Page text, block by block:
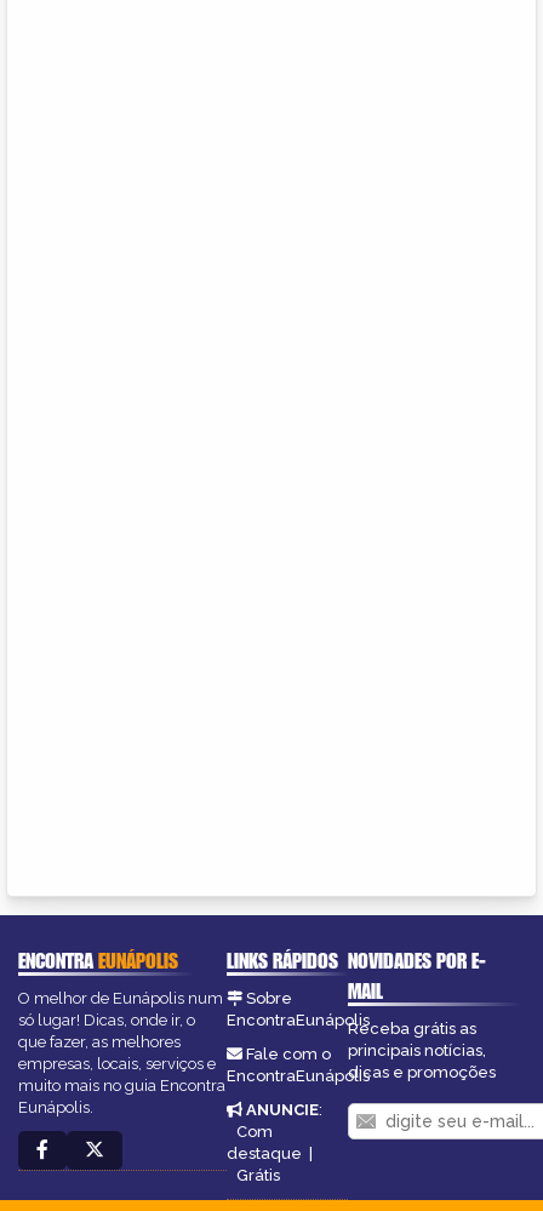
ENCONTRAEUNÁPOLIS
O melhor de Eunápolis num
só lugar! Dicas, onde ir, o
que fazer, as melhores
empresas, locais, serviços e
muito mais no guia Encontra
Eunápolis.
LINKS RÁPIDOS
Sobre
EncontraEunápolis
Fale com o
EncontraEunápolis
ANUNCIE:
Com
destaque |
Grátis
NOVIDADES POR E-
MAIL
Receba grátis as
principais notícias,
dicas e promoções